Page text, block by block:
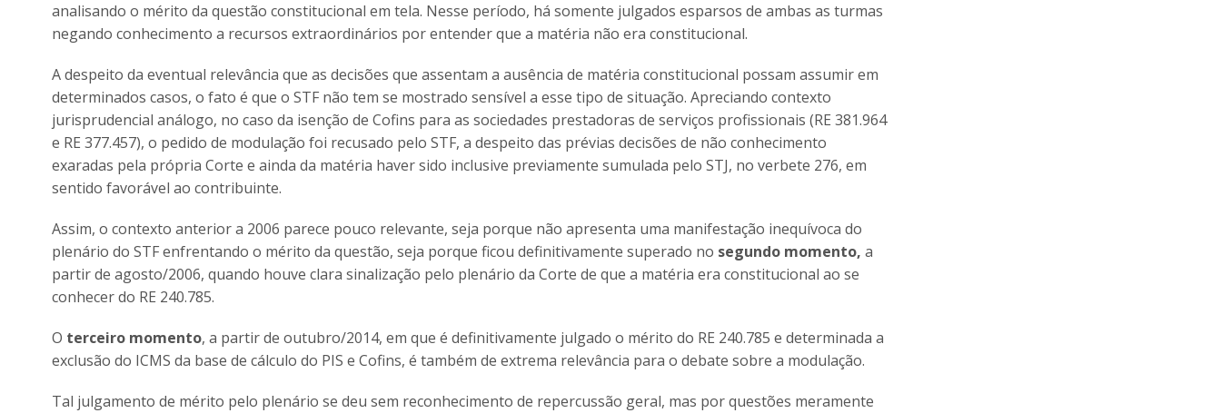
analisando o mérito da questão constitucional em tela. Nesse período, há somente julgados esparsos de ambas as turmas
negando conhecimento a recursos extraordinários por entender que a matéria não era constitucional.
A despeito da eventual relevância que as decisões que assentam a ausência de matéria constitucional possam assumir em
determinados casos, o fato é que o STF não tem se mostrado sensível a esse tipo de situação. Apreciando contexto
jurisprudencial análogo, no caso da isenção de Cofins para as sociedades prestadoras de serviços profissionais (RE 381.964
e RE 377.457), o pedido de modulação foi recusado pelo STF, a despeito das prévias decisões de não conhecimento
exaradas pela própria Corte e ainda da matéria haver sido inclusive previamente sumulada pelo STJ, no verbete 276, em
sentido favorável ao contribuinte.
Assim, o contexto anterior a 2006 parece pouco relevante, seja porque não apresenta uma manifestação inequívoca do
plenário do STF enfrentando o mérito da questão, seja porque ficou definitivamente superado no segundo momento, a
partir de agosto/2006, quando houve clara sinalização pelo plenário da Corte de que a matéria era constitucional ao se
conhecer do RE 240.785.
O terceiro momento, a partir de outubro/2014, em que é definitivamente julgado o mérito do RE 240.785 e determinada a
exclusão do ICMS da base de cálculo do PIS e Cofins, é também de extrema relevância para o debate sobre a modulação.
Tal julgamento de mérito pelo plenário se deu sem reconhecimento de repercussão geral, mas por questões meramente